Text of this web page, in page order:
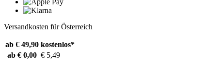
Versandkosten für Österreich
ab € 49,90 kostenlos*
ab € 0,00 € 5,49